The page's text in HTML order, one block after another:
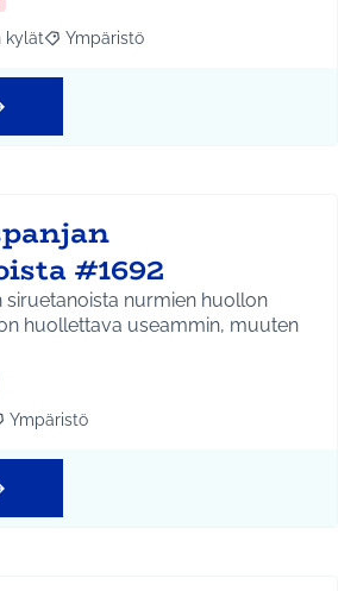
mukaan: Etelä-Tuusulan kylät
kylät Rajaa tulokset teeman mukaan:
Ympäristö
#1692
siruetanoista nurmien huollon
huollettava useammin, muuten
mukaan: Koko Tuusula
tulokset teeman mukaan: Ympäristö
Ympäristö